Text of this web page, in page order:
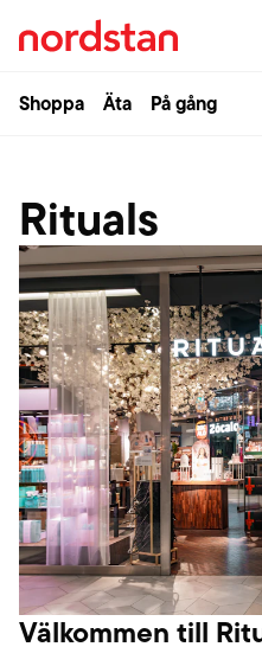
Shoppa Äta På gång
Rituals
Välkommen till